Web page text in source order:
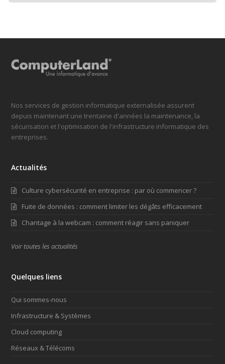
Nos services de gestion informatique externalisée assurent
depuis maintenant une trentaine d'années la maintenance, la
sécurisation et l'optimisation de l'infrastructure informatique des
entreprises.
Actualités
Culture cybersécurité en entreprise : par où commencer ?
Fuite de données : comment limiter les dégâts efficacement
Chantage à la webcam : comment réagir sans paniquer
Voir toutes les actualités
Quelques liens
Qui sommes-nous
Infrastructure & Systèmes
Cloud computing
Réseaux & Télécoms